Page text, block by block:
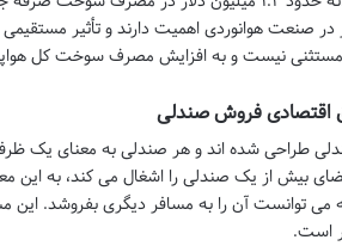
صنعت هوانوردی اهمیت دارند و تأثیر مستقیمی
مستثنی نیست و به افزایش مصرف سوخت کل
اقتصادی فروش صندلی
طراحی شده اند و هر صندلی به معنای یک
بیش از یک صندلی را اشغال می کند، به
توانست آن را به مسافر دیگری بفروشد. این
است.